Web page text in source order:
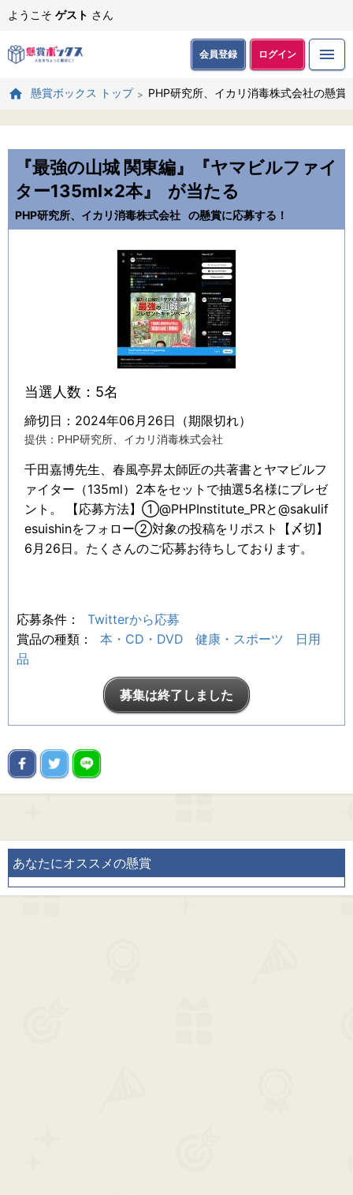
ようこそ ゲスト さん
会員登録 ログイン
懸賞ボックス トップ PHP研究所、イカリ消毒株式会社の懸賞
『最強の山城 関東編』『ヤマビルファイ
ター135ml×2本』
が当たる
PHP研究所、イカリ消毒株式会社 の懸賞に応募する！
当選人数：5名
締切日：2024年06月26日（期限切れ）
提供：PHP研究所、イカリ消毒株式会社
千田嘉博先生、春風亭昇太師匠の共著書とヤマビルフ
ァイター（135ml）2本をセットで抽選5名様にプレゼ
ント。 【応募方法】➀@PHPInstitute_PRと@sakulif
esuishinをフォロー②対象の投稿をリポスト【〆切】
6月26日。たくさんのご応募お待ちしております。
応募条件：
Twitterから応募
賞品の種類：
本・CD・DVD 健康・スポーツ
日用
品
募集は終了しました
あなたにオススメの懸賞